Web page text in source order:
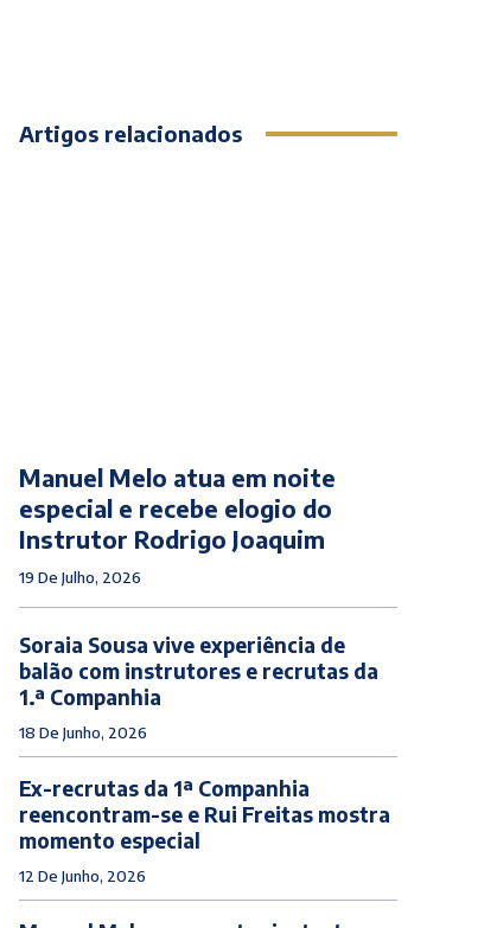
Artigos relacionados
Manuel Melo atua em noite
especial e recebe elogio do
Instrutor Rodrigo Joaquim
19 De Julho, 2026
Soraia Sousa vive experiência de
balão com instrutores e recrutas da
1.ª Companhia
18 De Junho, 2026
Ex-recrutas da 1ª Companhia
reencontram-se e Rui Freitas mostra
momento especial
12 De Junho, 2026